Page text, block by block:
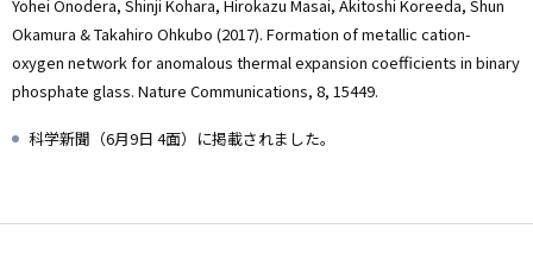
Yohei Onodera, Shinji Kohara, Hirokazu Masai, Akitoshi Koreeda, Shun
Okamura & Takahiro Ohkubo (2017). Formation of metallic cation-
oxygen network for anomalous thermal expansion coefficients in binary
phosphate glass. Nature Communications, 8, 15449.
科学新聞（6月9日 4面）に掲載されました。